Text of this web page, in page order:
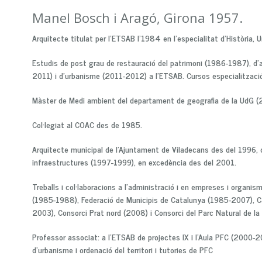
Manel Bosch i Aragó, Girona 1957.
Arquitecte titulat per l'ETSAB l’1984 en l’especialitat d’Història,
Estudis de post grau de restauració del patrimoni (1986-1987),
2011) i d’urbanisme (2011-2012) a l'ETSAB. Cursos
Màster de Medi ambient del departament de geografia de la UdG
Col·legiat al COAC des de 1985.
Arquitecte municipal de l’Ajuntament de Viladecans des del 1996,
infraestructures (1997-1999), en excedència des del 2001.
Treballs i col·laboracions a l’administració i en empreses i
(1985-1988), Federació de Municipis de Catalunya (1985-2007),
2003), Consorci Prat nord (2008) i Consorci del Parc Natural de
Professor associat: a l’ETSAB de projectes IX i l’Aula PFC (2000-
d’urbanisme i ordenació del territori i tutories de PFC